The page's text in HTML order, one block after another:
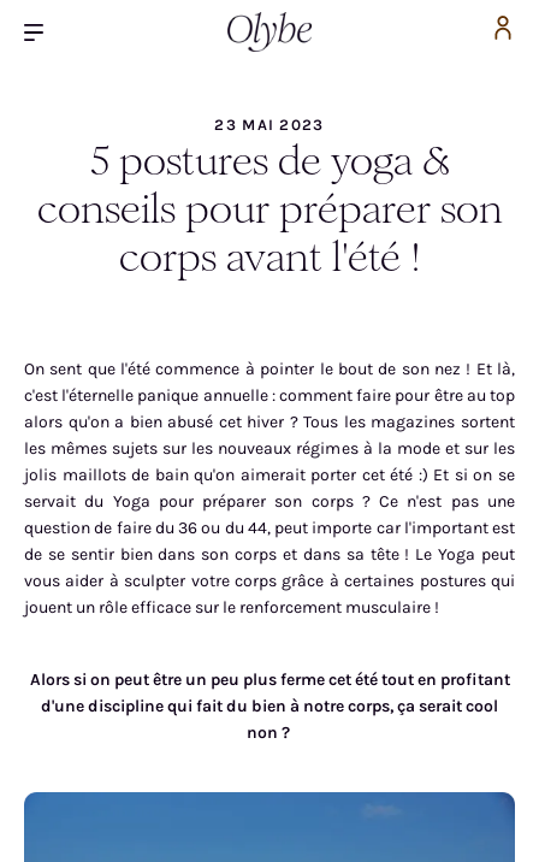
23 MAI 2023
5 postures de yoga &
conseils pour préparer son
corps avant l'été !
On sent que l'été commence à pointer le bout de son nez ! Et là,
c'est l'éternelle panique annuelle : comment faire pour être au top
alors qu'on a bien abusé cet hiver ? Tous les magazines sortent
les mêmes sujets sur les nouveaux régimes à la mode et sur les
jolis maillots de bain qu'on aimerait porter cet été :) Et si on se
servait du Yoga pour préparer son corps ? Ce n'est pas une
question de faire du 36 ou du 44, peut importe car l'important est
de se sentir bien dans son corps et dans sa tête ! Le Yoga peut
vous aider à sculpter votre corps grâce à certaines postures qui
jouent un rôle efficace sur le renforcement musculaire !
Alors si on peut être un peu plus ferme cet été tout en profitant
d'une discipline qui fait du bien à notre corps, ça serait cool
non ?